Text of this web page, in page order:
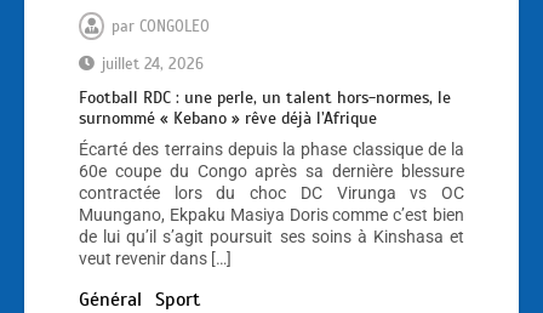
par CONGOLEO
juillet 24, 2026
Football RDC : une perle, un talent hors-normes, le
surnommé « Kebano » rêve déjà l’Afrique
Écarté des terrains depuis la phase classique de la
60e coupe du Congo après sa dernière blessure
contractée lors du choc DC Virunga vs OC
Muungano, Ekpaku Masiya Doris comme c’est bien
de lui qu’il s’agit poursuit ses soins à Kinshasa et
veut revenir dans […]
Général Sport